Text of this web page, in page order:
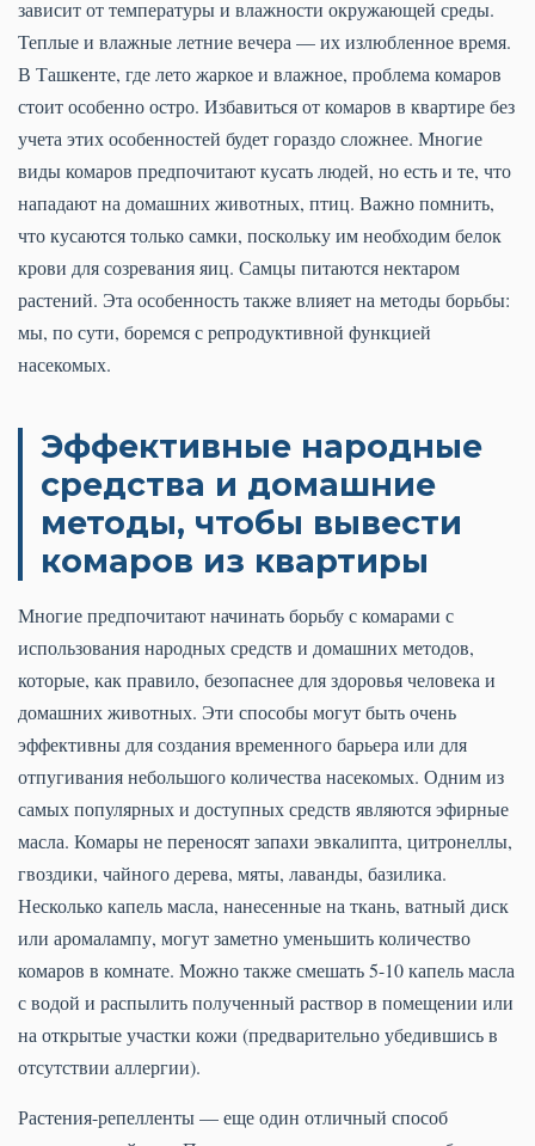
зависит от температуры и влажности окружающей среды.
Теплые и влажные летние вечера — их излюбленное время.
В Ташкенте, где лето жаркое и влажное, проблема комаров
стоит особенно остро. Избавиться от комаров в квартире без
учета этих особенностей будет гораздо сложнее. Многие
виды комаров предпочитают кусать людей, но есть и те, что
нападают на домашних животных, птиц. Важно помнить,
что кусаются только самки, поскольку им необходим белок
крови для созревания яиц. Самцы питаются нектаром
растений. Эта особенность также влияет на методы борьбы:
мы, по сути, боремся с репродуктивной функцией
насекомых.
Эффективные народные
средства и домашние
методы, чтобы вывести
комаров из квартиры
Многие предпочитают начинать борьбу с комарами с
использования народных средств и домашних методов,
которые, как правило, безопаснее для здоровья человека и
домашних животных. Эти способы могут быть очень
эффективны для создания временного барьера или для
отпугивания небольшого количества насекомых. Одним из
самых популярных и доступных средств являются эфирные
масла. Комары не переносят запахи эвкалипта, цитронеллы,
гвоздики, чайного дерева, мяты, лаванды, базилика.
Несколько капель масла, нанесенные на ткань, ватный диск
или аромалампу, могут заметно уменьшить количество
комаров в комнате. Можно также смешать 5-10 капель масла
с водой и распылить полученный раствор в помещении или
на открытые участки кожи (предварительно убедившись в
отсутствии аллергии).
Растения-репелленты — еще один отличный способ